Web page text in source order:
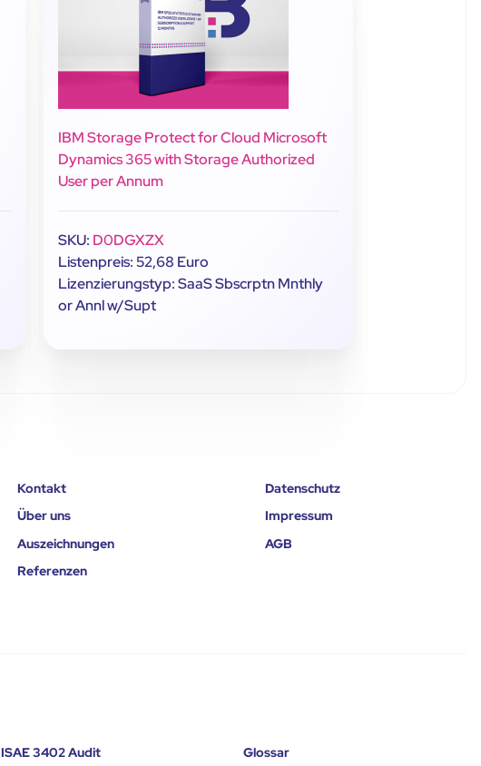
IBM Storage Protect for Cloud Microsoft
Dynamics 365 with Storage Authorized
User per Annum
SKU: D0DGXZX
Listenpreis: 52,68 Euro
Lizenzierungstyp: SaaS Sbscrptn Mnthly
or Annl w/Supt
Kontakt
Über uns
Auszeichnungen
Referenzen
Datenschutz
Impressum
AGB
ISAE 3402 Audit Glossar